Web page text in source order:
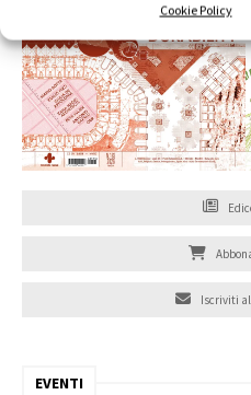
Cookie Policy
Iscriviti
EVENTI